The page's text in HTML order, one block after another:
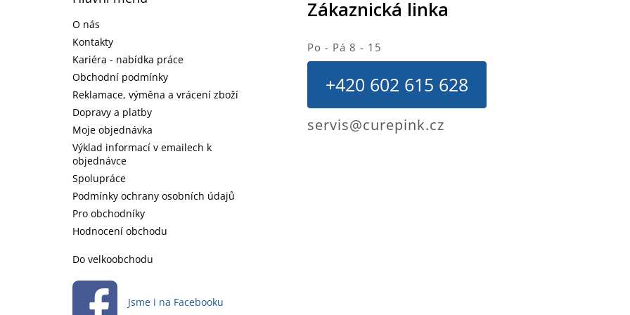
O nás
Kontakty
Kariéra - nabídka práce
Obchodní podmínky
Reklamace, výměna a vrácení zboží
Dopravy a platby
Moje objednávka
Výklad informací v emailech k
objednávce
Spolupráce
Podmínky ochrany osobních údajů
Pro obchodníky
Hodnocení obchodu
Do velkoobchodu
Jsme i na Facebooku
Zákaznická linka
Po - Pá 8 - 15
+420 602 615 628
servis@curepink.cz